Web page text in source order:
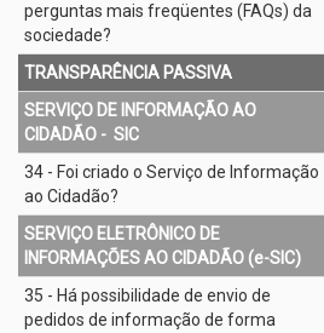
perguntas mais freqüentes (FAQs) da
sociedade?
TRANSPARÊNCIA PASSIVA
SERVIÇO DE INFORMAÇÃO AO
CIDADÃO - ­ SIC
34 - Foi criado o Serviço de Informação
ao Cidadão?
SERVIÇO ELETRÔNICO DE
INFORMAÇÕES AO CIDADÃO (e­-SIC)
35 - Há possibilidade de envio de
pedidos de informação de forma